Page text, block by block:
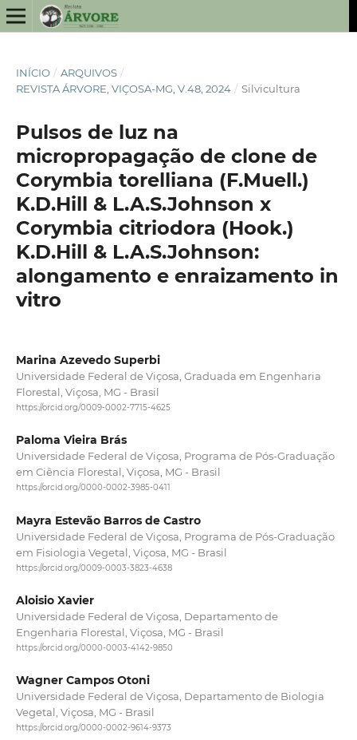
INÍCIO / ARQUIVOS /
REVISTA ÁRVORE, VIÇOSA-MG, V.48, 2024 / Silvicultura
Pulsos de luz na
micropropagação de clone de
Corymbia torelliana (F.Muell.)
K.D.Hill & L.A.S.Johnson x
Corymbia citriodora (Hook.)
K.D.Hill & L.A.S.Johnson:
alongamento e enraizamento in
vitro
Marina Azevedo Superbi
Universidade Federal de Viçosa, Graduada em Engenharia
Florestal, Viçosa, MG - Brasil
https://orcid.org/0009-0002-7715-4625
Paloma Vieira Brás
Universidade Federal de Viçosa, Programa de Pós-Graduação
em Ciência Florestal, Viçosa, MG - Brasil
https://orcid.org/0000-0002-3985-0411
Mayra Estevão Barros de Castro
Universidade Federal de Viçosa, Programa de Pós-Graduação
em Fisiologia Vegetal, Viçosa, MG - Brasil
https://orcid.org/0009-0003-3823-4638
Aloisio Xavier
Universidade Federal de Viçosa, Departamento de
Engenharia Florestal, Viçosa, MG - Brasil
https://orcid.org/0000-0003-4142-9850
Wagner Campos Otoni
Universidade Federal de Viçosa, Departamento de Biologia
Vegetal, Viçosa, MG - Brasil
https://orcid.org/0000-0002-9614-9373